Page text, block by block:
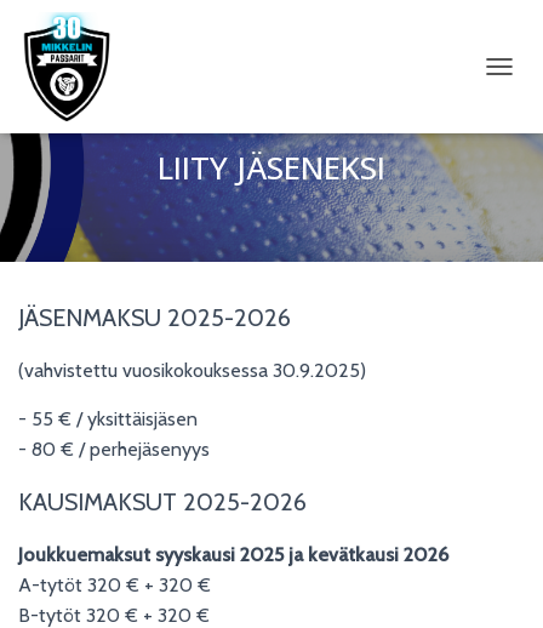
V
I
N
LIITY JÄSENEKSI
JÄSENMAKSU 2025-2026
(vahvistettu vuosikokouksessa 30.9.2025)
- 55 € / yksittäisjäsen
- 80 € / perhejäsenyys
KAUSIMAKSUT 2025-2026
Joukkuemaksut syyskausi 2025 ja kevätkausi 2026
A-tytöt 320 € + 320 €
B-tytöt 320 € + 320 €